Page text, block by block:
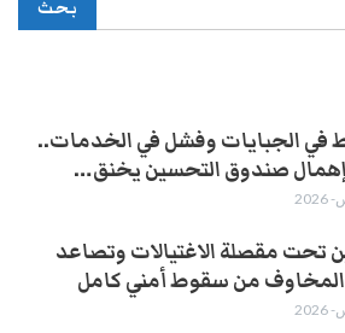
في الجبايات وفشل في الخدمات..
صندوق التحسين يخنق…
تحت مقصلة الاغتيالات وتصاعد
المخاوف من سقوط أمني كامل